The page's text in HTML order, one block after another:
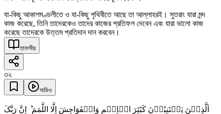
যা-কিছু আকাশমণ্ডলীতে ও যা-কিছু পৃথিবীতে আছে তা আল্লাহরই। সুতরাং যারা মন্দ
কাজ করেছে, তিনি তাদেরকেও তাদের কাজের প্রতিফল দেবেন এবং যারা ভালো কাজ
করেছে তাদেরকে উত্তম প্রতিদান দান করবেন।
তাফসীর
৩২
অডিও
اَلَّذِیۡنَ یَجۡتَنِبُوۡنَ کَبٰٓئِرَ الۡاِثۡمِ وَالۡفَوَاحِشَ اِلَّا اللَّمَمَ ؕ اِنَّ رَبَّکَ